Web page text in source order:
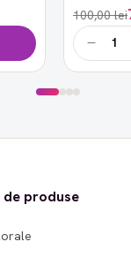
100,00 lei
produse